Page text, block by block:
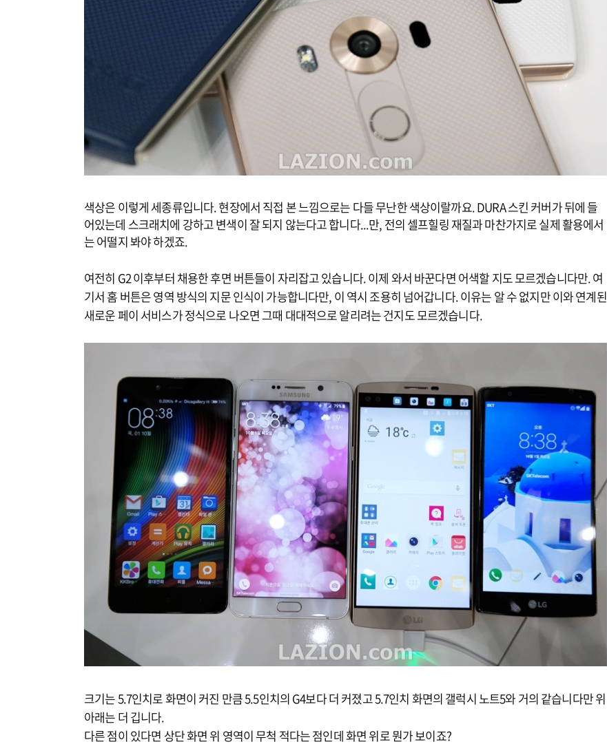
색상은 이렇게 세종류입니다. 현장에서 직접 본 느낌으로는 다들 무난한 색상이랄까요. DURA 스킨 커버가 뒤에 들
어있는데 스크래치에 강하고 변색이 잘 되지 않는다고 합니다...만, 전의 셀프힐링 재질과 마찬가지로 실제 활용에서
는 어떨지 봐야 하겠죠.
여전히 G2 이후부터 채용한 후면 버튼들이 자리잡고 있습니다. 이제 와서 바꾼다면 어색할 지도 모르겠습니다만. 여
기서 홈 버튼은 영역 방식의 지문 인식이 가능합니다만, 이 역시 조용히 넘어갑니다. 이유는 알 수 없지만 이와 연계된
새로운 페이 서비스가 정식으로 나오면 그때 대대적으로 알리려는 건지도 모르겠습니다.
크기는 5.7인치로 화면이 커진 만큼 5.5인치의 G4보다 더 커졌고 5.7인치 화면의 갤럭시 노트5와 거의 같습니다만 위
아래는 더 깁니다.
다른 점이 있다면 상단 화면 위 영역이 무척 적다는 점인데 화면 위로 뭔가 보이죠?